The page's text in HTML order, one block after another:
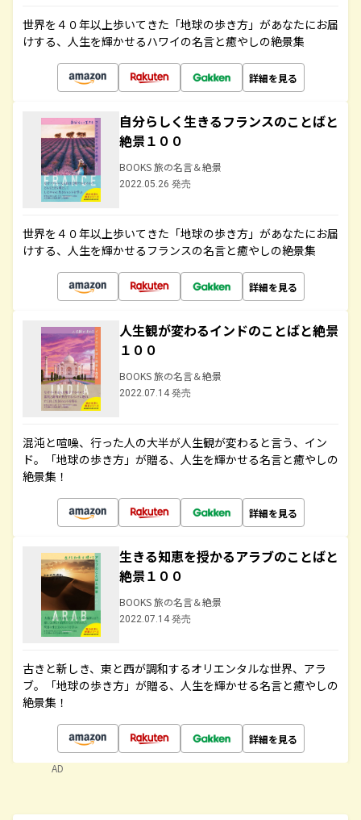
世界を４０年以上歩いてきた「地球の歩き方」があなたにお届
けする、人生を輝かせるハワイの名言と癒やしの絶景集
詳細を見る
自分らしく生きるフランスのことばと
絶景１００
BOOKS 旅の名言＆絶景
2022.05.26 発売
世界を４０年以上歩いてきた「地球の歩き方」があなたにお届
けする、人生を輝かせるフランスの名言と癒やしの絶景集
詳細を見る
人生観が変わるインドのことばと絶景
１００
BOOKS 旅の名言＆絶景
2022.07.14 発売
混沌と喧噪、行った人の大半が人生観が変わると言う、イン
ド。「地球の歩き方」が贈る、人生を輝かせる名言と癒やしの
絶景集！
詳細を見る
生きる知恵を授かるアラブのことばと
絶景１００
BOOKS 旅の名言＆絶景
2022.07.14 発売
古きと新しき、東と西が調和するオリエンタルな世界、アラ
ブ。「地球の歩き方」が贈る、人生を輝かせる名言と癒やしの
絶景集！
詳細を見る
AD